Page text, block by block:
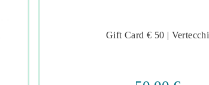

Gift Card € 50 | Vertecchi